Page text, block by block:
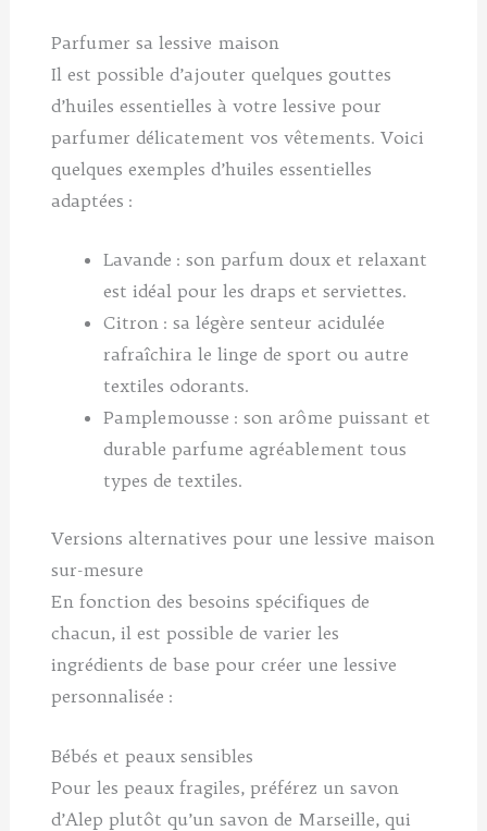
Parfumer sa lessive maison
Il est possible d’ajouter quelques gouttes
d’huiles essentielles à votre lessive pour
parfumer délicatement vos vêtements. Voici
quelques exemples d’huiles essentielles
adaptées :
Lavande : son parfum doux et relaxant
est idéal pour les draps et serviettes.
Citron : sa légère senteur acidulée
rafraîchira le linge de sport ou autre
textiles odorants.
Pamplemousse : son arôme puissant et
durable parfume agréablement tous
types de textiles.
Versions alternatives pour une lessive maison
sur-mesure
En fonction des besoins spécifiques de
chacun, il est possible de varier les
ingrédients de base pour créer une lessive
personnalisée :
Bébés et peaux sensibles
Pour les peaux fragiles, préférez un savon
d’Alep plutôt qu’un savon de Marseille, qui